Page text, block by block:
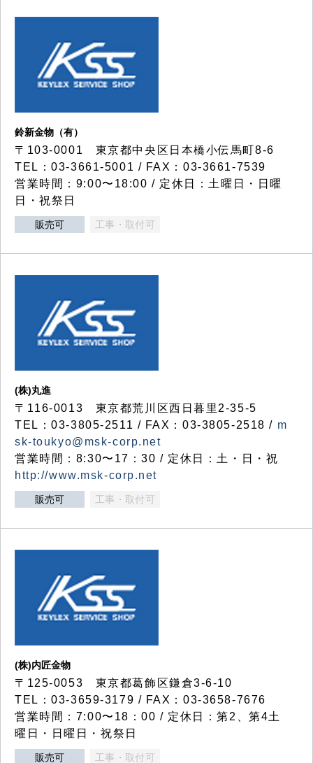
鈴新金物（有）
〒103-0001 東京都中央区日本橋小伝馬町8-6
TEL：03-3661-5001 / FAX：03-3661-7539
営業時間：9:00〜18:00 / 定休日：土曜日・日曜
日・祝祭日
販売可 工事・取付可
(株)丸進
〒116-0013 東京都荒川区西日暮里2-35-5
TEL：03-3805-2511 / FAX：03-3805-2518 / m
sk-toukyo@msk-corp.net
営業時間：8:30〜17：30 / 定休日：土・日・祝
http://www.msk-corp.net
販売可 工事・取付可
(株)内匠金物
〒125-0053 東京都葛飾区鎌倉3-6-10
TEL：03-3659-3179 / FAX：03-3658-7676
営業時間：7:00〜18：00 / 定休日：第2、第4土
曜日・日曜日・祝祭日
販売可 工事・取付可